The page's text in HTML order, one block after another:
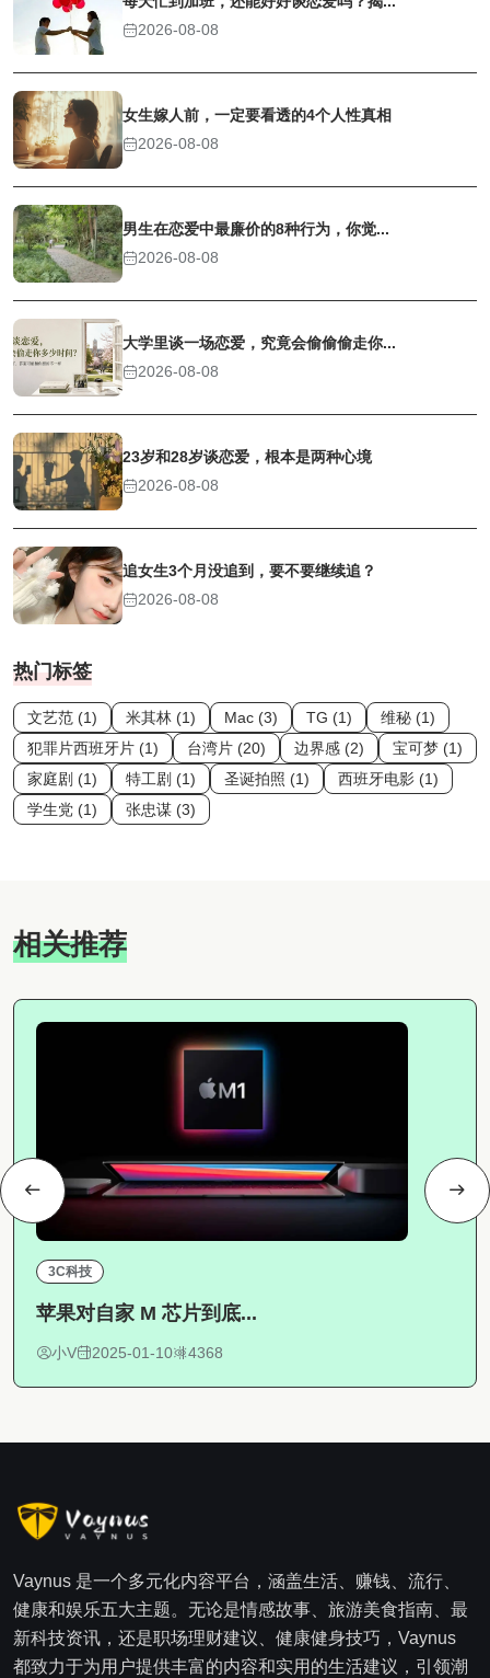
2026-08-08
女生嫁人前，一定要看透的4个人性真相
2026-08-08
男生在恋爱中最廉价的8种行为，你觉...
2026-08-08
大学里谈一场恋爱，究竟会偷偷偷走你...
2026-08-08
23岁和28岁谈恋爱，根本是两种心境
2026-08-08
追女生3个月没追到，要不要继续追？
2026-08-08
热门标签
文艺范 (1) 米其林 (1) Mac (3) TG (1)
维秘 (1)
犯罪片西班牙片 (1)
台湾片 (20) 边界感 (2)
宝可梦 (1)
家庭剧 (1)
特工剧 (1) 圣诞拍照 (1)
西班牙电影 (1)
学生党 (1)
张忠谋 (3)
相关推荐
3C科技
苹果对自家 M 芯片到底...
小V 2025-01-10 4368
Vaynus 是一个多元化内容平台，涵盖生活、赚钱、流行、
健康和娱乐五大主题。无论是情感故事、旅游美食指南、最
新科技资讯，还是职场理财建议、健康健身技巧，Vaynus
都致力于为用户提供丰富的内容和实用的生活建议，引领潮